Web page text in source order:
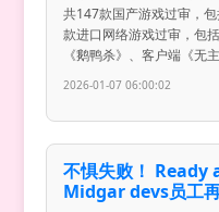
共147款国产游戏过审，
款进口网络游戏过审，包
《鹅鸭杀》、客户端《无
2026-01-07 06:00:02
不惧失败！ Ready
Midgar devs员工